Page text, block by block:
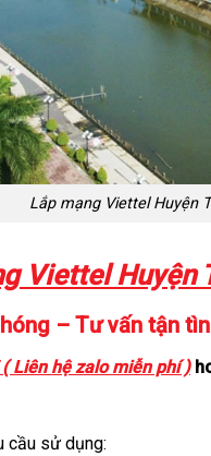
Lắp mạng Viettel Huyện
Viettel Huyện
– Tư vấn tận
Liên hệ zalo miễn phí )
cầu sử dụng: